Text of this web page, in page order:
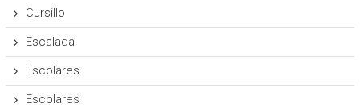
Cursillo
Escalada
Escolares
Escolares